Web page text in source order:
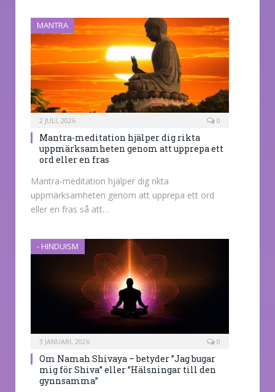
MANTRA
2 JULI, 2026 0
Mantra-meditation hjälper dig rikta
uppmärksamheten genom att upprepa ett
ord eller en fras
Mantra-meditation hjälper dig rikta
uppmärksamheten genom att upprepa ett ord
eller en fras så att…
- HINDUISM
3 JANUARI, 2026 0
Om Namah Shivaya – betyder ”Jag bugar
mig för Shiva” eller ”Hälsningar till den
gynnsamma”